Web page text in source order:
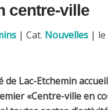
centre-ville
| Cat. Nouvelles | le
de Lac-Etchemin
«Centre-ville en